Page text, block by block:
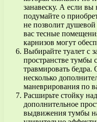
занавеску. А если
подумайте о
не позволит душевой
вас тесные
карнизов могут
Выбирайте туалет с
пространстве тумбы
травмировать бедра.
несколько
маневрирования по
Расширьте стойку
дополнительное
выдвижения тумбы